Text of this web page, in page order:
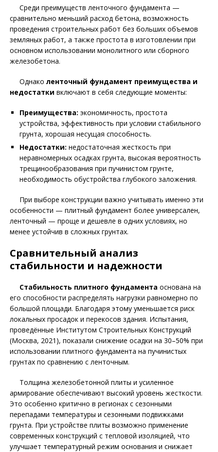
Среди преимуществ ленточного фундамента —
сравнительно меньший расход бетона, возможность
проведения строительных работ без больших объемов
земляных работ, а также простота в изготовлении при
основном использовании монолитного или сборного
железобетона.
Однако ленточный фундамент преимущества и
недостатки включают в себя следующие моменты:
Преимущества: экономичность, простота
устройства, эффективность при условии стабильного
грунта, хорошая несущая способность.
Недостатки: недостаточная жесткость при
неравномерных осадках грунта, высокая вероятность
трещинообразования при пучинистом грунте,
необходимость обустройства глубокого заложения.
При выборе конструкции важно учитывать именно эти
особенности — плитный фундамент более универсален,
ленточный — проще и дешевле в одних условиях, но
менее устойчив в сложных грунтах.
Сравнительный анализ
стабильности и надежности
Стабильность плитного фундамента основана на
его способности распределять нагрузки равномерно по
большой площади. Благодаря этому уменьшается риск
локальных просадок и перекосов здания. Испытания,
проведённые Институтом Строительных Конструкций
(Москва, 2021), показали снижение осадки на 30–50% при
использовании плитного фундамента на пучинистых
грунтах по сравнению с ленточным.
Толщина железобетонной плиты и усиленное
армирование обеспечивают высокий уровень жесткости.
Это особенно критично в регионах с сезонными
перепадами температуры и сезонными подвижками
грунта. При устройстве плиты возможно применение
современных конструкций с тепловой изоляцией, что
улучшает температурный режим основания и снижает